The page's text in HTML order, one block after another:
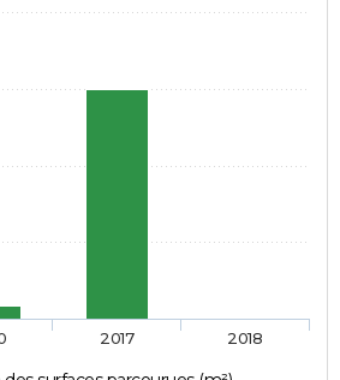
2017 2018